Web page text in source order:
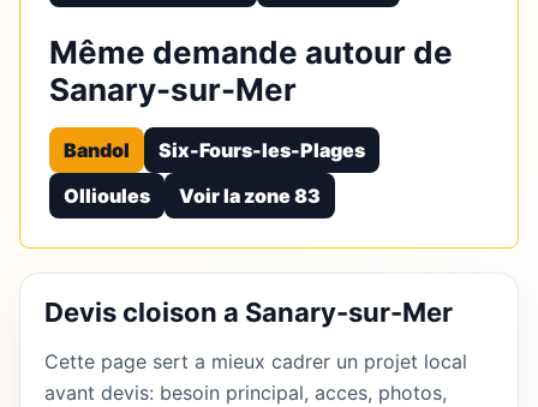
Même demande autour de
Sanary-sur-Mer
Bandol
Six-Fours-les-Plages
Ollioules
Voir la zone 83
Devis cloison a Sanary-sur-Mer
Cette page sert a mieux cadrer un projet local
avant devis: besoin principal, acces, photos,